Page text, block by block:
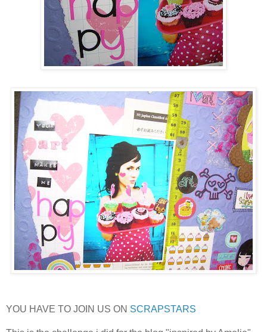
YOU HAVE TO JOIN US ON SCRAPSTARS